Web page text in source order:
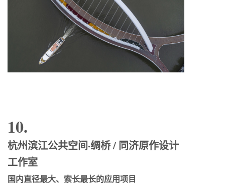
10.
杭州滨江公共空间·绸桥 / 同济原作设计
工作室
国内直径最大、索长最长的应用项目